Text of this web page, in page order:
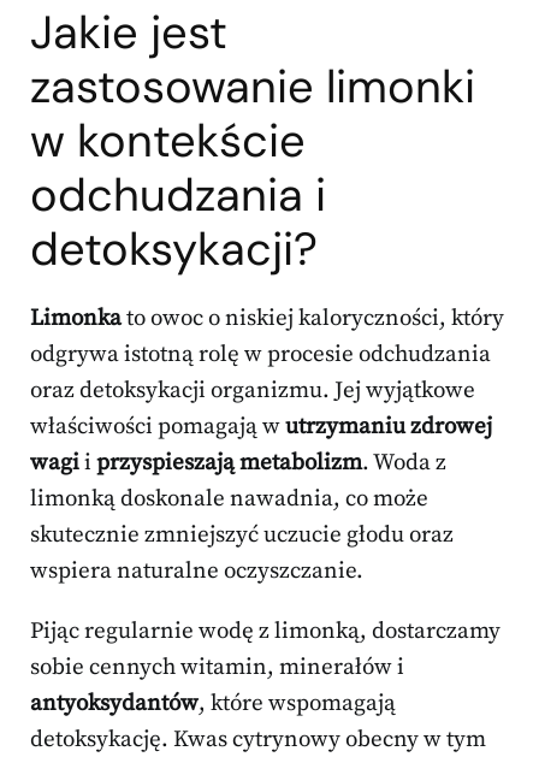
Jakie jest
zastosowanie limonki
w kontekście
odchudzania i
detoksykacji?
Limonkato owoc o niskiej kaloryczności, który
odgrywa istotną rolę w procesie odchudzania
oraz detoksykacji organizmu. Jej wyjątkowe
właściwości pomagają wutrzymaniu zdrowej
wagii przyspieszają metabolizm. Woda z
limonką doskonale nawadnia, co może
skutecznie zmniejszyć uczucie głodu oraz
wspiera naturalne oczyszczanie.
Pijąc regularnie wodę z limonką, dostarczamy
sobie cennych witamin, minerałów i
antyoksydantów, które wspomagają
detoksykację. Kwas cytrynowy obecny w tym